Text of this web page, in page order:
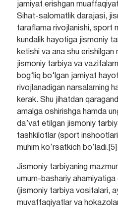
jamiyat erishgan
Sihat-salomatlik darajasi,
taraflama rivojlanishi, sport
kundalik hayotiga jismoniy
ketishi va ana shu
jismoniy tarbiya va
bog‘liq bo‘lgan jamiyat
rivojlanadigan narsalarning
kerak. Shu jihatdan
amalga oshirishga hamda
da’vat etilgan jismoniy
tashkilotlar (sport
muhim ko‘rsatkich bo‘ladi.[5]
Jismoniy tarbiyaning
umum-bashariy
(jismoniy tarbiya vositalari,
muvaffaqiyatlar va